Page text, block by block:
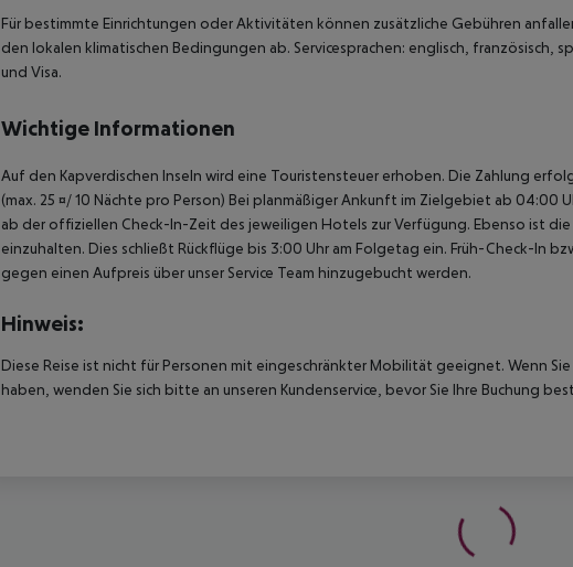
Für bestimmte Einrichtungen oder Aktivitäten können zusätzliche Gebühren
den lokalen klimatischen Bedingungen ab. Servicesprachen: englisch, französisch,
und Visa.
Wichtige Informationen
Auf den Kapverdischen Inseln wird eine Touristensteuer erhoben. Die Zahlung
(max. 25 ¤/ 10 Nächte pro Person) Bei planmäßiger Ankunft im Zielgebiet ab
ab der offiziellen Check-In-Zeit des jeweiligen Hotels zur Verfügung. Ebenso ist
einzuhalten. Dies schließt Rückflüge bis 3:00 Uhr am Folgetag ein. Früh-Check-In
gegen einen Aufpreis über unser Service Team hinzugebucht werden.
Hinweis:
Diese Reise ist nicht für Personen mit eingeschränkter Mobilität geeignet. Wenn
haben, wenden Sie sich bitte an unseren Kundenservice, bevor Sie Ihre Buchung